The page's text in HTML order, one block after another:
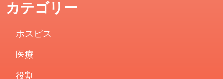
カテゴリー
ホスピス
医療
役割